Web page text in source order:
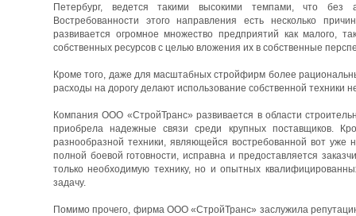
Петербург, ведется такими высокими темпами, что без
Востребованности этого направления есть несколько
развивается огромное множество предприятий как малого,
собственных ресурсов с целью вложения их в собственные
Кроме того, даже для масштабных стройфирм более
расходы на дорогу делают использование собственной техники
Компания ООО «СтройТранс» развивается в области
приобрела надежные связи среди крупных поставщиков.
разнообразной техники, являющейся востребованной вот уже
полной боевой готовности, исправна и предоставляется
только необходимую технику, но и опытных
задачу.
Помимо прочего, фирма ООО «СтройТранс» заслужила